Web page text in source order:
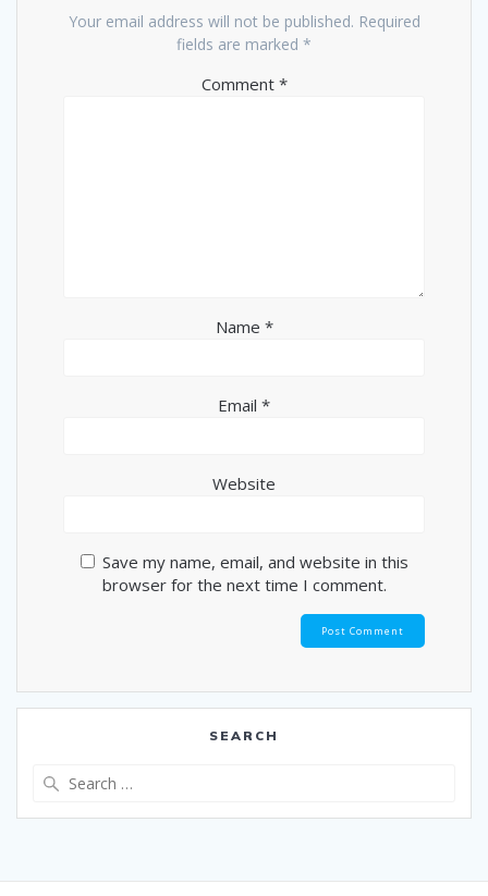
Your email address will not be published. Required
fields are marked *
Comment *
Name *
Email *
Website
Save my name, email, and website in this
browser for the next time I comment.
SEARCH